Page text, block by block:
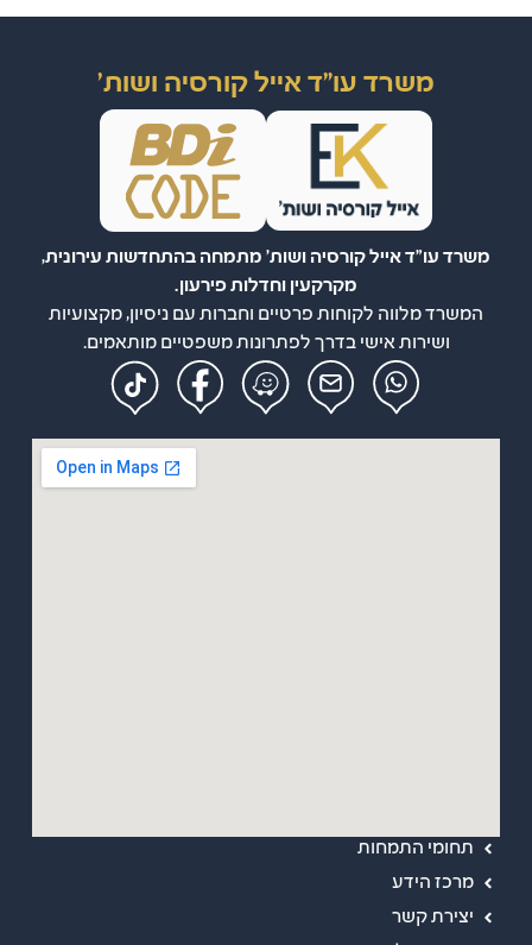
משרד עו"ד אייל קורסיה ושות'
משרד עו"ד אייל קורסיה ושות' מתמחה בהתחדשות עירונית,
מקרקעין וחדלות פירעון.
המשרד מלווה לקוחות פרטיים וחברות עם ניסיון, מקצועיות
ושירות אישי בדרך לפתרונות משפטיים מותאמים.
תחומי התמחות
מרכז הידע
יצירת קשר